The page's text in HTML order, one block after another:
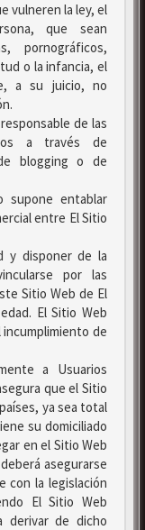
vulneren la ley, el
que sean
pornográficos,
o la infancia, el
a su juicio, no
de las
a través de
blogging o de
supone entablar
entre El Sitio
y disponer de la
por las
Sitio Web de El
El Sitio Web
de
a Usuarios
que el Sitio
ya sea total
su domiciliado
en el Sitio Web
asegurarse
con la legislación
El Sitio Web
derivar de dicho